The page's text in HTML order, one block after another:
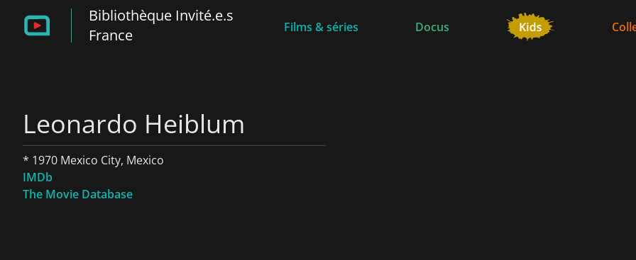
Bibliothèque Invité.e.s
France
Films & séries Docus
Leonardo Heiblum
* 1970 Mexico City, Mexico
IMDb
The Movie Database